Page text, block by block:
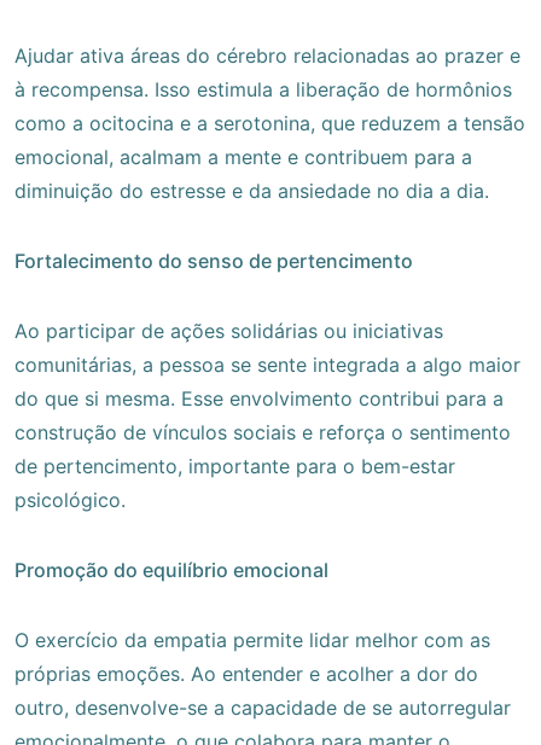
Ajudar ativa áreas do cérebro relacionadas ao prazer e
à recompensa. Isso estimula a liberação de hormônios
como a ocitocina e a serotonina, que reduzem a tensão
emocional, acalmam a mente e contribuem para a
diminuição do estresse e da ansiedade no dia a dia.
Fortalecimento do senso de pertencimento
Ao participar de ações solidárias ou iniciativas
comunitárias, a pessoa se sente integrada a algo maior
do que si mesma. Esse envolvimento contribui para a
construção de vínculos sociais e reforça o sentimento
de pertencimento, importante para o bem-estar
psicológico.
Promoção do equilíbrio emocional
O exercício da empatia permite lidar melhor com as
próprias emoções. Ao entender e acolher a dor do
outro, desenvolve-se a capacidade de se autorregular